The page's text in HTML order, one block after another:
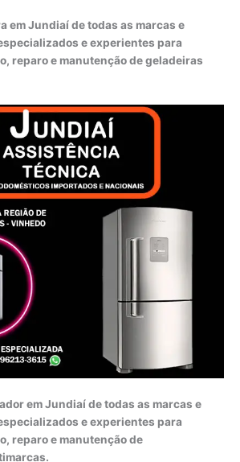
em Jundiaí de todas as marcas e
e experientes para
reparo e manutenção de geladeiras
em Jundiaí de todas as marcas e
e experientes para
reparo e manutenção de